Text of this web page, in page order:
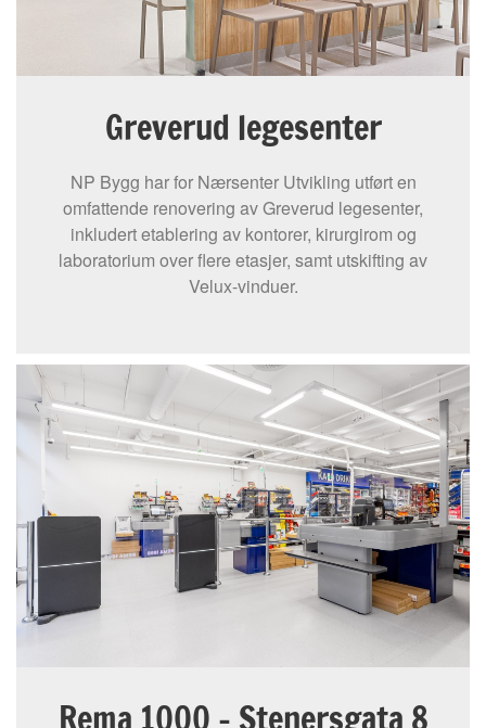
Greverud legesenter
NP Bygg har for Nærsenter Utvikling utført en
omfattende renovering av Greverud legesenter,
inkludert etablering av kontorer, kirurgirom og
laboratorium over flere etasjer, samt utskifting av
Velux-vinduer.